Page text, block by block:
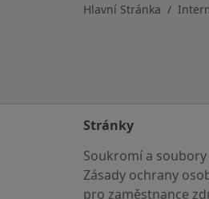
Hlavní Stránka
Stránky
Soukromí a
Zásady ochrany
pro zaměstnance